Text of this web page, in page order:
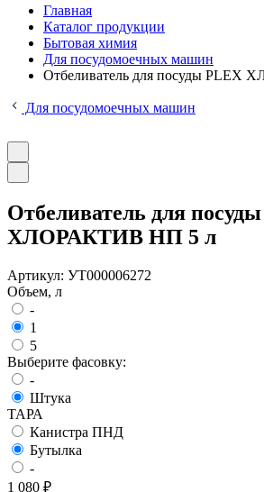
Главная
Каталог продукции
Бытовая химия
Для посудомоечных машин
Отбеливатель для посуды
Для посудомоечных машин
Отбеливатель для
ХЛОРАКТИВ НП 5 л
Артикул: УТ000006272
Объем, л
-
1
5
Выберите фасовку:
-
Штука
ТАРА
Канистра ПНД
Бутылка
-
1 080 ₽